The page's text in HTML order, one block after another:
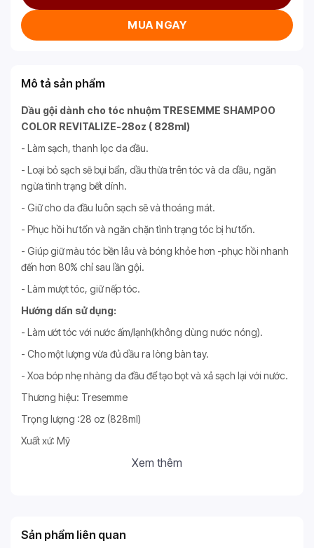
MUA NGAY
Mô tả sản phẩm
Dầu gội dành cho tóc nhuộm TRESEMME SHAMPOO
COLOR REVITALIZE-28oz ( 828ml)
- Làm sạch, thanh lọc da đầu.
- Loại bỏ sạch sẽ bụi bẩn, dầu thừa trên tóc và da dầu, ngăn
ngừa tình trạng bết dính.
- Giữ cho da đầu luôn sạch sẽ và thoáng mát.
- Phục hồi hư tổn và ngăn chặn tình trạng tóc bị hư tổn.
- Giúp giữ màu tóc bền lâu và bóng khỏe hơn -phục hồi nhanh
đến hơn 80% chỉ sau lần gội.
- Làm mượt tóc, giữ nếp tóc.
Hướng dẩn sử dụng:
- Làm ướt tóc với nước ấm/lạnh(không dùng nước nóng).
- Cho một lượng vừa đủ dầu ra lòng bàn tay.
- Xoa bóp nhẹ nhàng da đầu để tạo bọt và xả sạch lại với nước.
Thương hiệu: Tresemme
Trọng lượng :28 oz (828ml)
Xuất xứ: Mỹ
Xem thêm
Sản phẩm liên quan